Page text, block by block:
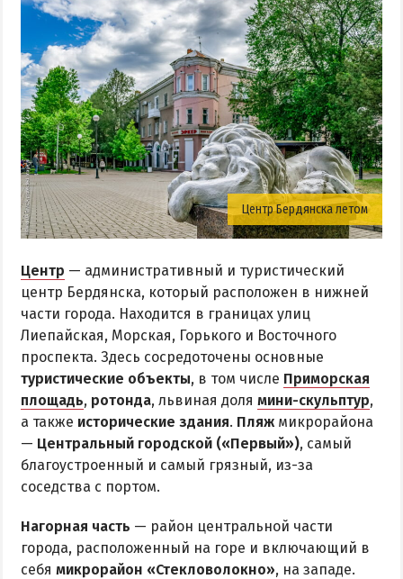
Центр Бердянска летом
Центр — административный и туристический
центр Бердянска, который расположен в нижней
части города. Находится в границах улиц
Лиепайская, Морская, Горького и Восточного
проспекта. Здесь сосредоточены основные
туристические объекты, в том числе Приморская
площадь, ротонда, львиная доля мини-скульптур,
а также исторические здания. Пляж микрорайона
— Центральный городской («Первый»), самый
благоустроенный и самый грязный, из-за
соседства с портом.
Нагорная часть — район центральной части
города, расположенный на горе и включающий в
себя микрорайон «Стекловолокно», на западе.